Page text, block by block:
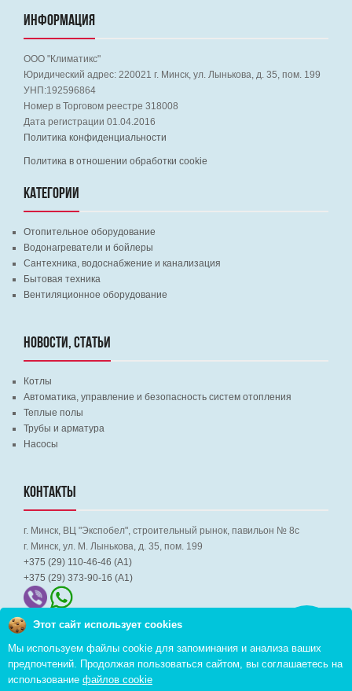
ИНФОРМАЦИЯ
ООО "Климатикс"
Юридический адрес: 220021 г. Минск, ул. Лынькова, д. 35, пом. 199
УНП:192596864
Номер в Торговом реестре 318008
Дата регистрации 01.04.2016
Политика конфиденциальности
Политика в отношении обработки cookie
КАТЕГОРИИ
Отопительное оборудование
Водонагреватели и бойлеры
Сантехника, водоснабжение и канализация
Бытовая техника
Вентиляционное оборудование
НОВОСТИ, СТАТЬИ
Котлы
Автоматика, управление и безопасность систем отопления
Теплые полы
Трубы и арматура
Насосы
КОНТАКТЫ
г. Минск, ВЦ "Экспобел", строительный рынок, павильон № 8c
г. Минск, ул. М. Лынькова, д. 35, пом. 199
+375 (29) 110-46-46 (А1)
+375 (29) 373-90-16 (A1)
Copyright © 2026 pvd.by All Rights Reserved
Комплексное продвижение в интернете
Этот сайт использует cookies
Мы используем файлы cookie для запоминания и анализа ваших
предпочтений. Продолжая пользоваться сайтом, вы соглашаетесь на
использование файлов cookie